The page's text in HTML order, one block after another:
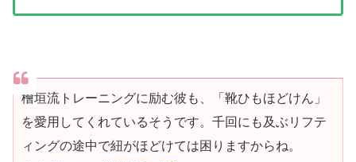
檜垣流トレーニングに励む彼も、「靴ひもほどけん」
を愛用してくれているそうです。千回にも及ぶリフテ
ィングの途中で紐がほどけては困りますからね。